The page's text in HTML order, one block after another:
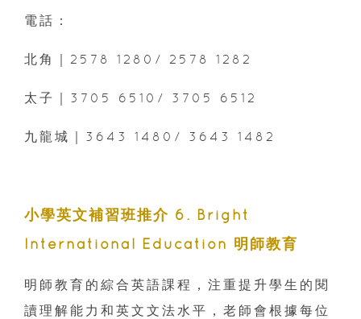
電話：
北角｜2578 1280/ 2578 1282
太子｜3705 6510/ 3705 6512
九龍城｜3643 1480/ 3643 1482
小學英文補習班推介 6. Bright
International Education 明師教育
明師教育的綜合英語課程，注重提升學生的閱
讀理解能力和英文文法水平，老師會根據每位